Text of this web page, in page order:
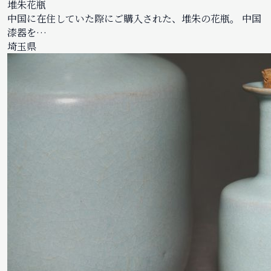
堆朱花瓶
中国に在住していた際にご購入された、堆朱の花瓶。 中国
漆器を…
埼玉県